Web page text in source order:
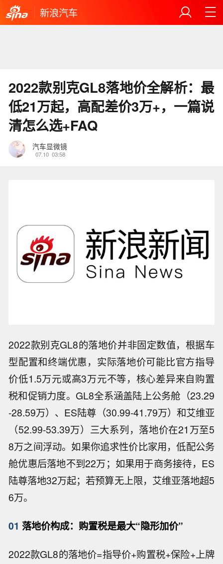
新浪汽车
2022款别克GL8落地价全解析：最
低21万起，高配差价3万+，一篇说
清怎么选+FAQ
汽车显微镜
07.10 03:58
2022款别克GL8的落地价并非固定数值，根据车
型配置和终端优惠，实际落地价可能比官方指导
价低1.5万元或高3万元不等，核心差异来自购置
税和促销力度。GL8全系涵盖陆上公务舱（23.29
-28.59万）、ES陆尊（30.99-41.79万）和艾维亚
（52.99-53.39万）三大系列，落地价在21万至5
8万之间浮动。如果你追求性价比家用，低配公务
舱优惠后落地不到22万；如果用于商务接待，ES
陆尊落地32万起；若预算无上限，艾维亚落地超5
6万。
01 落地价构成：购置税是最大“隐形加价”
2022款GL8的落地价=指导价+购置税+保险+上牌